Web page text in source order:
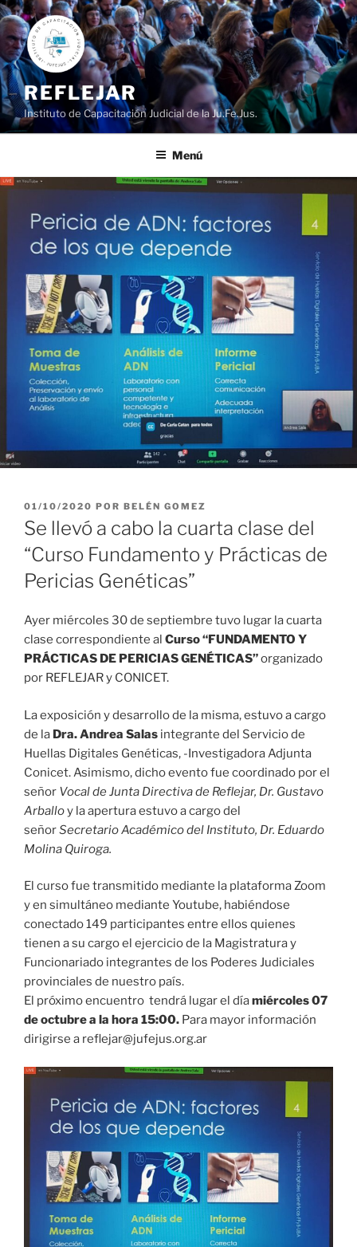
Ir
al
contenido
REFLEJAR
Instituto de Capacitación Judicial de la Ju.Fe.Jus.
Menú
PUBLICADO
EL
01/10/2020 POR BELÉN GOMEZ
Se llevó a cabo la cuarta clase del
“Curso Fundamento y Prácticas de
Pericias Genéticas”
Ayer miércoles 30 de septiembre tuvo lugar la cuarta
clase correspondiente al Curso“FUNDAMENTO Y
PRÁCTICAS DE PERICIAS GENÉTICAS”organizado
por REFLEJAR y CONICET.
La exposición y desarrollo de la misma, estuvo a cargo
de la Dra. Andrea Salas integrante del Servicio de
Huellas Digitales Genéticas, -Investigadora Adjunta
Conicet. Asimismo, dicho evento fue coordinado por el
señor Vocal de Junta Directiva de Reflejar, Dr. Gustavo
Arballoy la apertura estuvo a cargo del
señorSecretario Académico del Instituto, Dr. Eduardo
Molina Quiroga.
El curso fue transmitido mediante la plataforma Zoom
y en simultáneo mediante Youtube, habiéndose
conectado 149 participantes entre ellos quienes
tienen a su cargo el ejercicio de la Magistratura y
Funcionariado integrantes de los Poderes Judiciales
provinciales de nuestro país.
El próximo encuentro tendrá lugar el díamiércoles 07
de octubre a la hora 15:00. Para mayor información
dirigirse a reflejar@jufejus.org.ar